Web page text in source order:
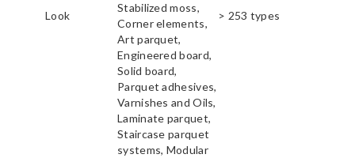
Look
Stabilized moss,
Corner elements,
Art parquet,
Engineered board,
Solid board,
Parquet adhesives,
Varnishes and Oils,
Laminate parquet,
Staircase parquet
systems, Modular
> 253 types